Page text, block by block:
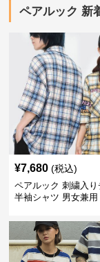
ペアルック 新
¥7,680 (税込)
ペアルック 刺繍入
半袖シャツ 男女兼用